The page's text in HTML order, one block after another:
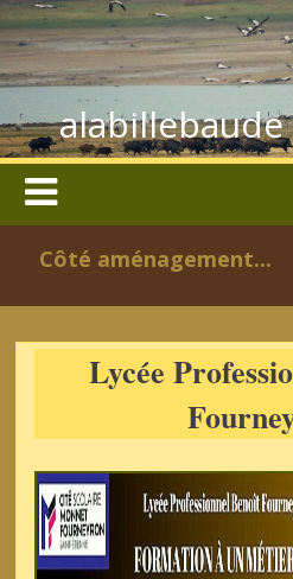
alabillebaude
Côté aménagement...
Lycée